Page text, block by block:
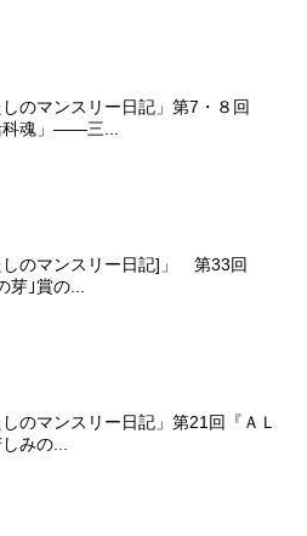
しのマンスリー日記」第7・８回
科魂」――三...
しのマンスリー日記]」 第33回
芽｣賞の...
しのマンスリー日記」第21回『ＡＬ
みの...